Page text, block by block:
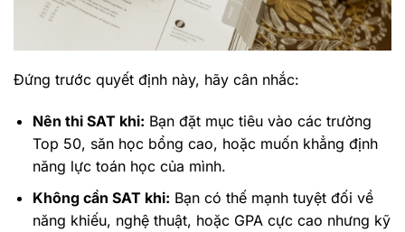
Đứng trước quyết định này, hãy cân nhắc:
Nên thi SAT khi: Bạn đặt mục tiêu vào các trường
Top 50, săn học bổng cao, hoặc muốn khẳng định
năng lực toán học của mình.
Không cần SAT khi: Bạn có thế mạnh tuyệt đối về
năng khiếu, nghệ thuật, hoặc GPA cực cao nhưng kỹ